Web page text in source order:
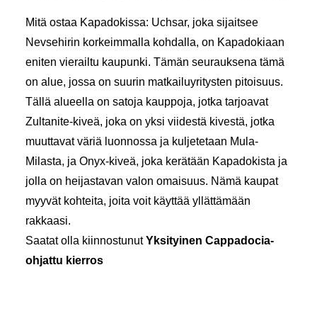
Mitä ostaa Kapadokissa: Uchsar, joka sijaitsee
Nevsehirin korkeimmalla kohdalla, on Kapadokiaan
eniten vierailtu kaupunki. Tämän seurauksena tämä
on alue, jossa on suurin matkailuyritysten pitoisuus.
Tällä alueella on satoja kauppoja, jotka tarjoavat
Zultanite-kiveä, joka on yksi viidestä kivestä, jotka
muuttavat väriä luonnossa ja kuljetetaan Mula-
Milasta, ja Onyx-kiveä, joka kerätään Kapadokista ja
jolla on heijastavan valon omaisuus. Nämä kaupat
myyvät kohteita, joita voit käyttää yllättämään
rakkaasi.
Saatat olla kiinnostunutYksityinen Cappadocia-
ohjattu kierros